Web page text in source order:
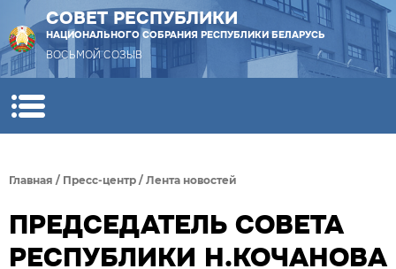
СОВЕТ РЕСПУБЛИКИ
НАЦИОНАЛЬНОГО СОБРАНИЯ РЕСПУБЛИКИ БЕЛАРУСЬ
ВОСЬМОЙ СОЗЫВ
Главная / Пресс-центр / Лента новостей
ПРЕДСЕДАТЕЛЬ СОВЕТА
РЕСПУБЛИКИ Н.КОЧАНОВА